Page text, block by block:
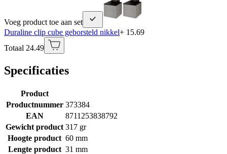
Voeg product toe aan set
Duraline clip cube geborsteld nikkel+ 15.69
Totaal 24.49
Specificaties
Product
Productnummer 373384
EAN
8711253838792
Gewicht product 317 gr
Hoogte product 60 mm
Lengte product 31 mm